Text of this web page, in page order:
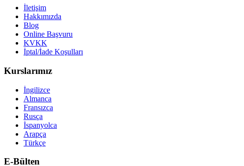
İletişim
Hakkımızda
Blog
Online Başvuru
KVKK
İptal/İade Koşulları
Kurslarımız
İngilizce
Almanca
Fransızca
Rusça
İspanyolca
Arapça
Türkçe
E-Bülten